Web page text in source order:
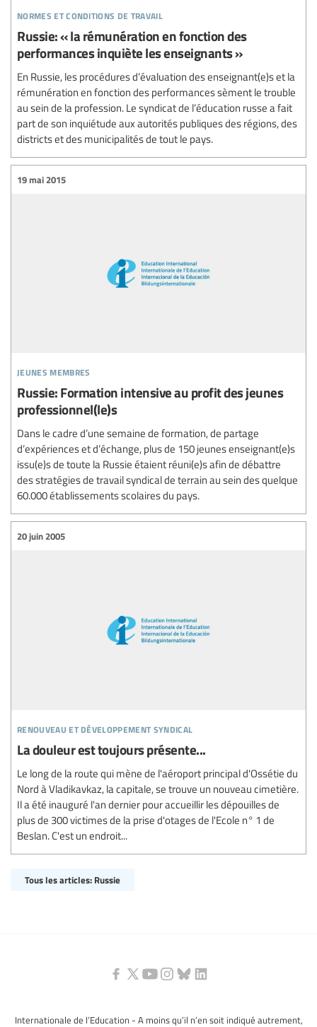
normes et conditions de travail
Russie: « la rémunération en fonction des
performances inquiète les enseignants »
En Russie, les procédures d’évaluation des enseignant(e)s et la
rémunération en fonction des performances sèment le trouble
au sein de la profession. Le syndicat de l’éducation russe a fait
part de son inquiétude aux autorités publiques des régions, des
districts et des municipalités de tout le pays.
jeunes membres
19 mai 2015
Russie: Formation intensive au profit des jeunes
professionnel(le)s
Dans le cadre d’une semaine de formation, de partage
d’expériences et d’échange, plus de 150 jeunes enseignant(e)s
issu(e)s de toute la Russie étaient réuni(e)s afin de débattre
des stratégies de travail syndical de terrain au sein des quelque
60.000 établissements scolaires du pays.
renouveau et développement syndical
20 juin 2005
La douleur est toujours présente...
Le long de la route qui mène de l'aéroport principal d'Ossétie du
Nord à Vladikavkaz, la capitale, se trouve un nouveau cimetière.
Il a été inauguré l'an dernier pour accueillir les dépouilles de
plus de 300 victimes de la prise d'otages de l'Ecole n° 1 de
Beslan. C'est un endroit...
Tous les articles: Russie
Internationale de l’Education - A moins qu’il n’en soit indiqué autrement,